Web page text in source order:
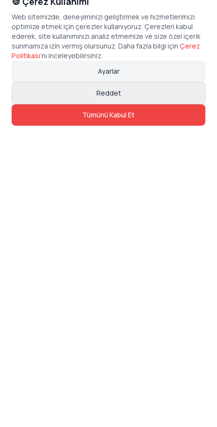
Web sitemizde, deneyiminizi geliştirmek ve hizmetlerimizi
optimize etmek için çerezler kullanıyoruz. Çerezleri kabul
ederek, site kullanımınızı analiz etmemize ve size özel içerik
sunmamıza izin vermiş olursunuz. Daha fazla bilgi için Çerez
Politikası’nı inceleyebilirsiniz.
Ayarlar
Reddet
Tümünü Kabul Et